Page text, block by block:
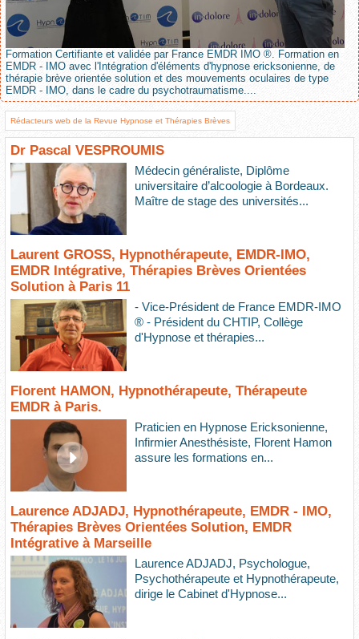
Formation Certifiante et validée par France EMDR IMO ®. Formation en
EMDR - IMO avec l'Intégration d'éléments d'hypnose ericksonienne, de
thérapie brève orientée solution et des mouvements oculaires de type
EMDR - IMO, dans le cadre du psychotraumatisme....
Rédacteurs web de la Revue Hypnose et Thérapies Brèves
Dr Pascal VESPROUMIS
Médecin généraliste, Diplôme
universitaire d’alcoologie à Bordeaux.
Maître de stage des universités...
Laurent GROSS, Hypnothérapeute, EMDR-IMO,
EMDR Intégrative, Thérapies Brèves Orientées
Solution à Paris 11
- Vice-Président de France EMDR-IMO
® - Président du CHTIP, Collège
d'Hypnose et thérapies...
Florent HAMON, Hypnothérapeute, Thérapeute
EMDR à Paris.
Praticien en Hypnose Ericksonienne,
Infirmier Anesthésiste, Florent Hamon
assure les formations en...
Laurence ADJADJ, Hypnothérapeute, EMDR - IMO,
Thérapies Brèves Orientées Solution, EMDR
Intégrative à Marseille
Laurence ADJADJ, Psychologue,
Psychothérapeute et Hypnothérapeute,
dirige le Cabinet d'Hypnose...